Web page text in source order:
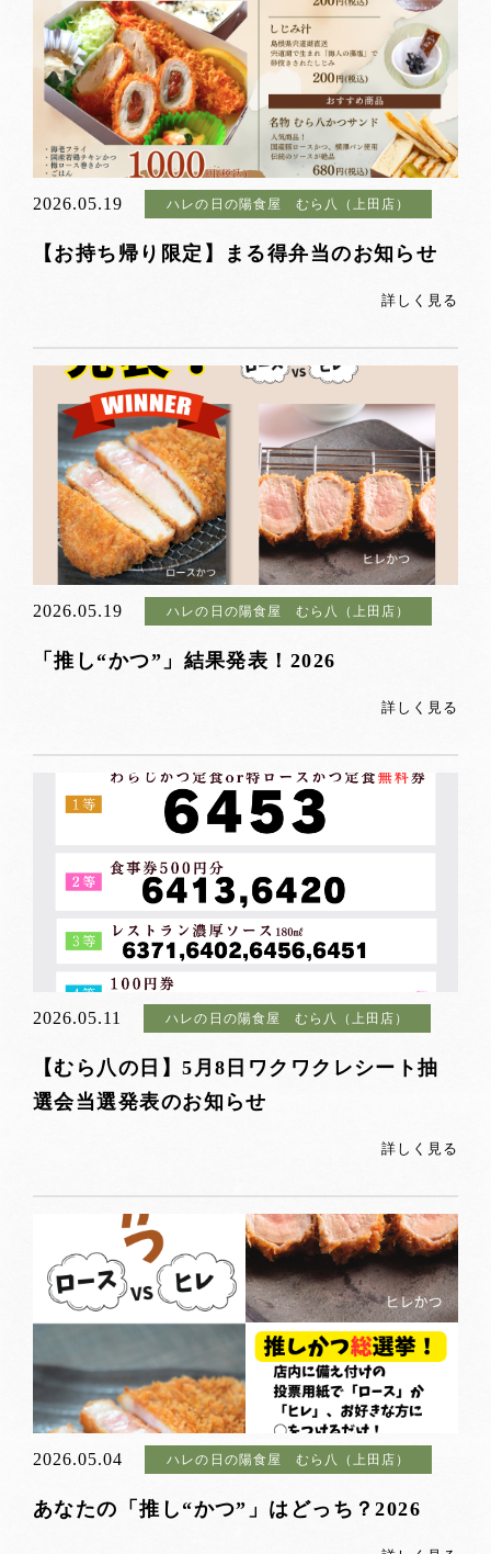
2026.05.19 ハレの日の陽食屋 むら八（上田店）
【お持ち帰り限定】まる得弁当のお知らせ
詳しく見る
2026.05.19 ハレの日の陽食屋 むら八（上田店）
「推し“かつ”」結果発表！2026
詳しく見る
2026.05.11 ハレの日の陽食屋 むら八（上田店）
【むら八の日】5月8日ワクワクレシート抽
選会当選発表のお知らせ
詳しく見る
2026.05.04 ハレの日の陽食屋 むら八（上田店）
あなたの「推し“かつ”」はどっち？2026